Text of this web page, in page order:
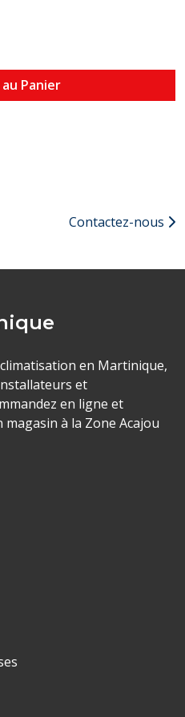
Panier
Contactez-nous
en Martinique,
et
en ligne et
à la Zone Acajou